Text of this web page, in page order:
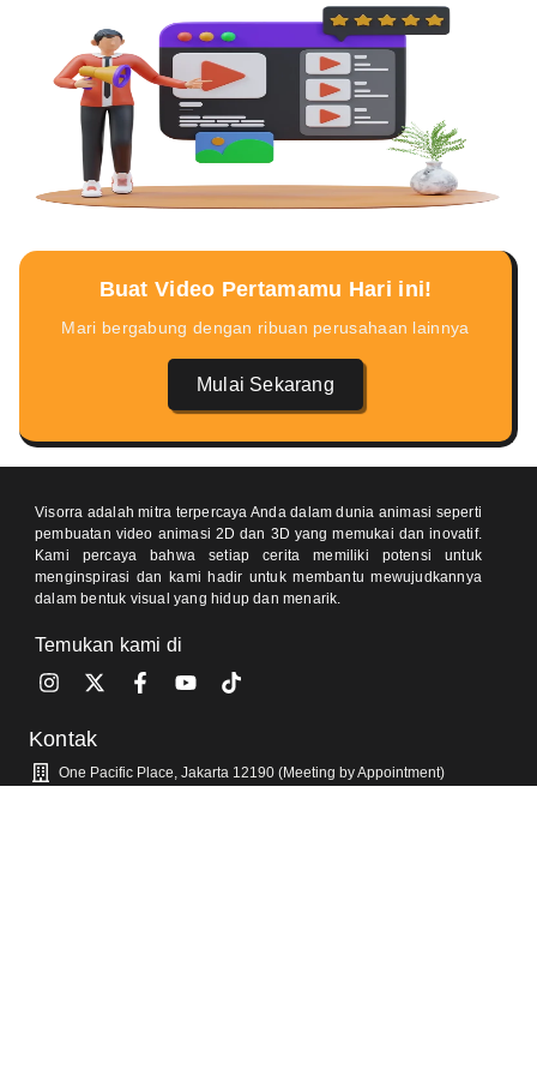
Buat Video Pertamamu Hari ini!
Mari bergabung dengan ribuan perusahaan lainnya
Mulai Sekarang
Visorra adalah mitra terpercaya Anda dalam dunia animasi seperti
pembuatan video animasi 2D dan 3D yang memukai dan inovatif.
Kami percaya bahwa setiap cerita memiliki potensi untuk
menginspirasi dan kami hadir untuk membantu mewujudkannya
dalam bentuk visual yang hidup dan menarik.
Temukan kami di
Kontak
One Pacific Place, Jakarta 12190 (Meeting by Appointment)